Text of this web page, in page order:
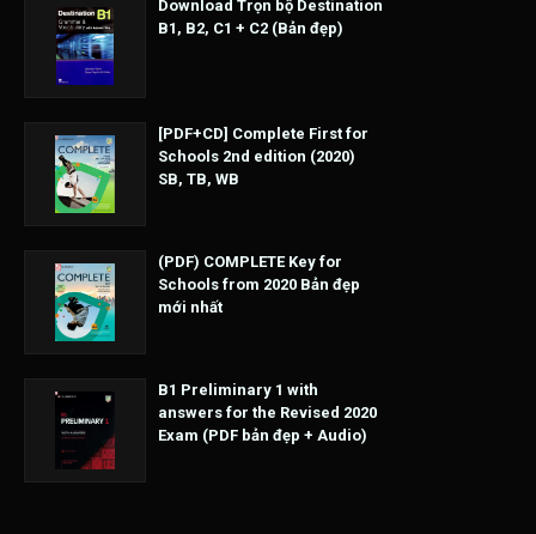
Download Trọn bộ Destination
B1, B2, C1 + C2 (Bản đẹp)
[PDF+CD] Complete First for
Schools 2nd edition (2020)
SB, TB, WB
(PDF) COMPLETE Key for
Schools from 2020 Bản đẹp
mới nhất
B1 Preliminary 1 with
answers for the Revised 2020
Exam (PDF bản đẹp + Audio)